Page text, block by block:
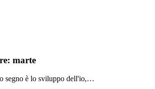
marte
segno è lo sviluppo dell'io,…